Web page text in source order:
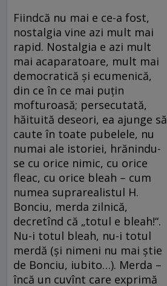
Fiindcă nu mai e ce-a fost,
nostalgia vine azi mult mai
rapid. Nostalgia e azi mult
mai acaparatoare, mult mai
democratică şi ecumenică,
din ce în ce mai puţin
mofturoasă; persecutată,
hăituită deseori, ea ajunge să
caute în toate pubelele, nu
numai ale istoriei, hrănindu-
se cu orice nimic, cu orice
fleac, cu orice bleah – cum
numea suprarealistul H.
Bonciu, merda zilnică,
decretînd că „totul e bleah!“.
Nu-i totul bleah, nu-i totul
merdă (şi nimeni nu mai ştie
de Bonciu, iubito…). Merda –
încă un cuvînt care exprimă